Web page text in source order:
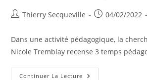
Auteur/autrice
la
publication :
Thierry Secqueville
Publication
04/02/2022
Dans une activité pédagogique, la
Nicole Tremblay recense 3 temps
Continuer La Lecture Les